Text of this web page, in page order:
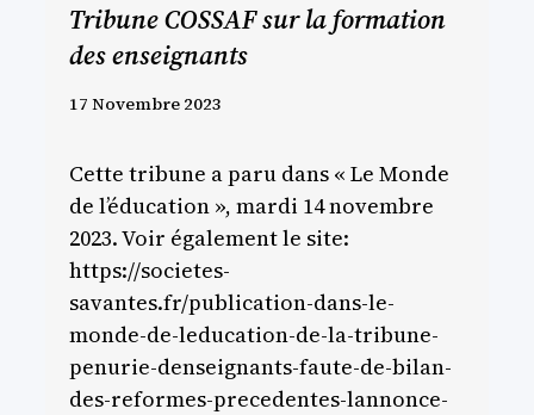
Tribune COSSAF sur la formation
des enseignants
17 Novembre 2023
Cette tribune a paru dans « Le Monde
de l’éducation », mardi 14 novembre
2023. Voir également le site:
https://societes-
savantes.fr/publication-dans-le-
monde-de-leducation-de-la-tribune-
penurie-denseignants-faute-de-bilan-
des-reformes-precedentes-lannonce-